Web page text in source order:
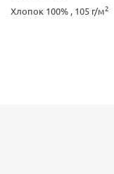
Хлопок 100% , 105 г/м2